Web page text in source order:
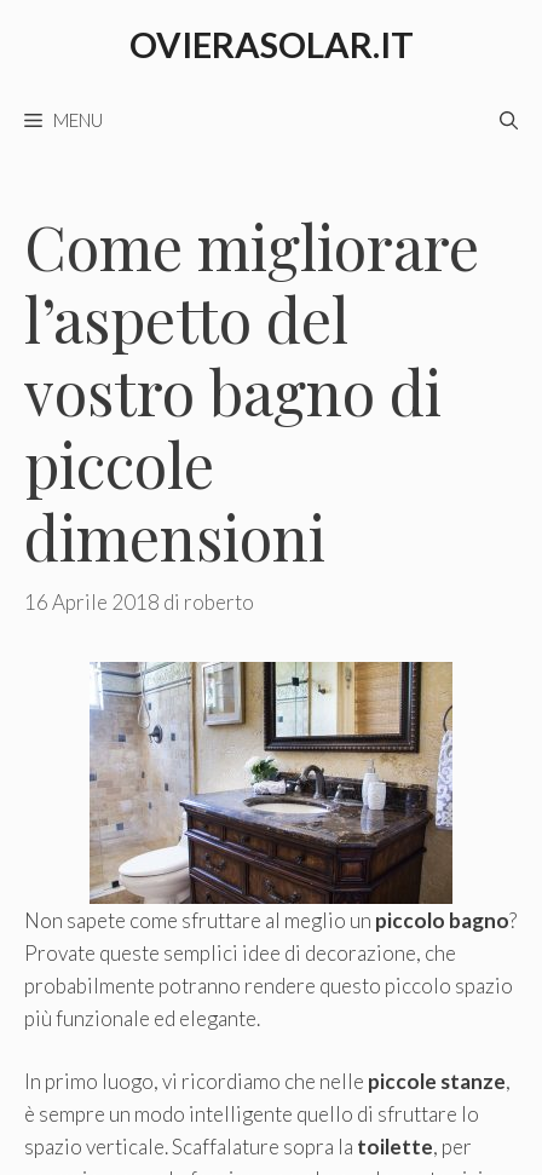
OVIERASOLAR.IT
MENU
Come migliorare
l’aspetto del
vostro bagno di
piccole
dimensioni
16 Aprile 2018 di roberto
Non sapete come sfruttare al meglio un piccolo bagno?
Provate queste semplici idee di decorazione, che
probabilmente potranno rendere questo piccolo spazio
più funzionale ed elegante.
In primo luogo, vi ricordiamo che nelle piccole stanze,
è sempre un modo intelligente quello di sfruttare lo
spazio verticale. Scaffalature sopra la toilette, per